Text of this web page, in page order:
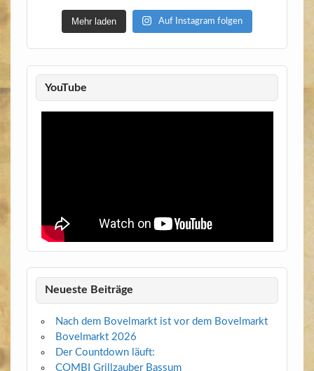
Mehr laden Auf Instagram folgen
YouTube
Neueste Beiträge
Nach dem Bovelmarkt ist vor dem Bovelmarkt
Bovelmarkt 2026
Der Countdown läuft:
COMBI Grillzauber Bassum